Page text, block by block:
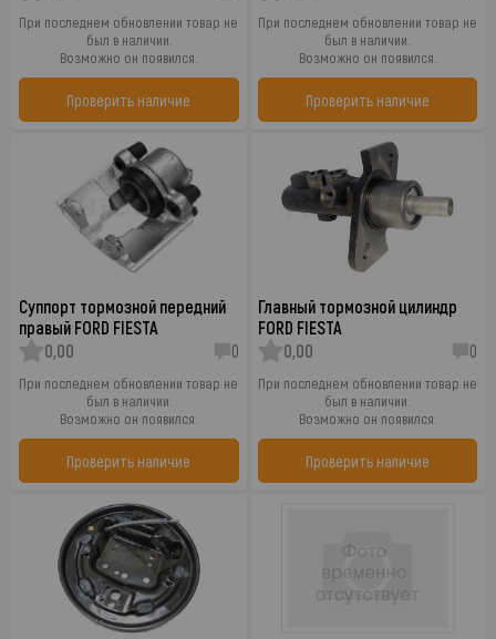
При последнем обновлении товар не
был в наличии.
Возможно он появился.
Проверить наличие
При последнем обновлении товар не
был в наличии.
Возможно он появился.
Проверить наличие
Суппорт тормозной передний
правый FORD FIESTA
0,00
0
При последнем обновлении товар не
был в наличии.
Возможно он появился.
Проверить наличие
Главный тормозной цилиндр
FORD FIESTA
0,00
0
При последнем обновлении товар не
был в наличии.
Возможно он появился.
Проверить наличие